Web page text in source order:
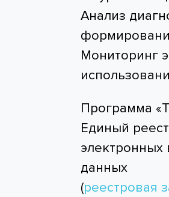
Анализ
Мониторинг
Программа
Единый
данных
(реестровая